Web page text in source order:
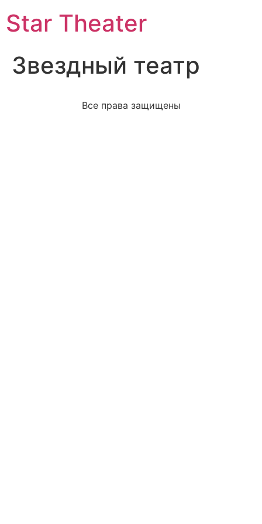
Star Theater
Звездный театр
Все права защищены